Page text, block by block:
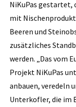
NiKuPas gestartet,
mit
Beeren und
zusätzliches
werden. „Das vom
Projekt NiKuPas
anbauen, veredeln
Unterkofler, die im